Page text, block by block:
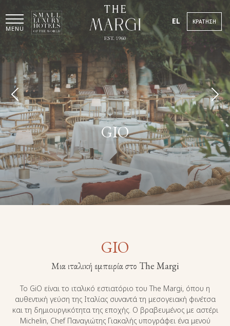
EL ΚΡΆΤΗΣΗ
MENU
GIO
GIO
Μια ιταλική εμπειρία στο The Margi
Το GiO είναι το ιταλικό εστιατόριο του The Margi, όπου η
αυθεντική γεύση της Ιταλίας συναντά τη μεσογειακή φινέτσα
και τη δημιουργικότητα της εποχής. Ο βραβευμένος με αστέρι
Michelin, Chef Παναγιώτης Γιακαλής υπογράφει ένα μενού